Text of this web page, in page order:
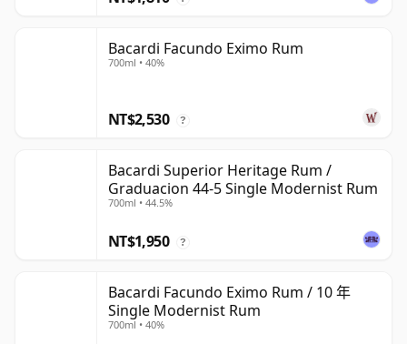
Bacardi Facundo Eximo Rum
700ml • 40%
NT$2,530 ?
Bacardi Superior Heritage Rum /
Graduacion 44-5 Single Modernist Rum
700ml • 44.5%
NT$1,950 ?
Bacardi Facundo Eximo Rum / 10 年
Single Modernist Rum
700ml • 40%